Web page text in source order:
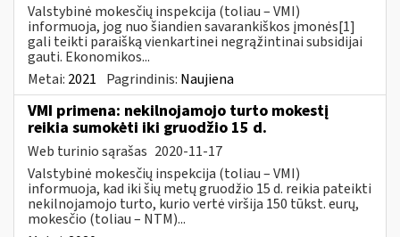
Valstybinė mokesčių inspekcija (toliau – VMI)
informuoja, jog nuo šiandien savarankiškos įmonės[1]
gali teikti paraišką vienkartinei negrąžintinai subsidijai
gauti. Ekonomikos...
Metai: 2021 Pagrindinis: Naujiena
VMI primena: nekilnojamojo turto mokestį
reikia sumokėti iki gruodžio 15 d.
Web turinio sąrašas 2020-11-17
Valstybinė mokesčių inspekcija (toliau – VMI)
informuoja, kad iki šių metų gruodžio 15 d. reikia pateikti
nekilnojamojo turto, kurio vertė viršija 150 tūkst. eurų,
mokesčio (toliau – NTM)...